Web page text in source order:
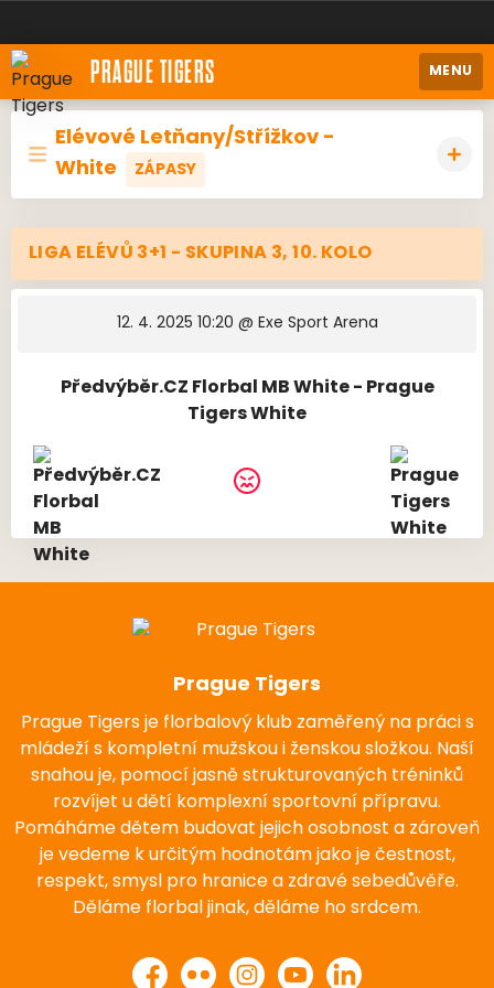
PRAGUE TIGERS MENU
Elévové Letňany/Střížkov -
White
ZÁPASY
LIGA ELÉVŮ 3+1 - SKUPINA 3, 10. KOLO
12. 4. 2025 10:20 @ Exe Sport Arena
Předvýběr.CZ Florbal MB White - Prague
Tigers White
Prague Tigers
Prague Tigers je florbalový klub zaměřený na práci s
mládeží s kompletní mužskou i ženskou složkou. Naší
snahou je, pomocí jasně strukturovaných tréninků
rozvíjet u dětí komplexní sportovní přípravu.
Pomáháme dětem budovat jejich osobnost a zároveň
je vedeme k určitým hodnotám jako je čestnost,
respekt, smysl pro hranice a zdravé sebedůvěře.
Děláme florbal jinak, děláme ho srdcem.